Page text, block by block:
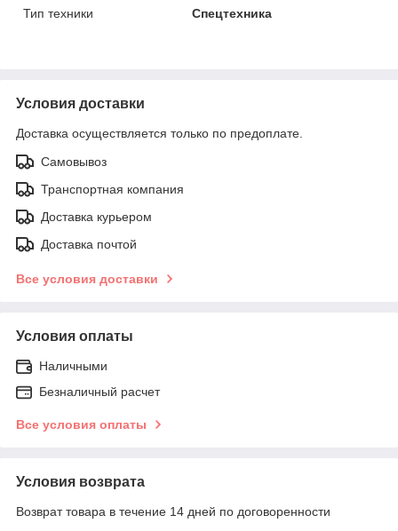
Тип техники
Спецтехника
Условия доставки
Доставка осуществляется только по предоплате.
Самовывоз
Транспортная компания
Доставка курьером
Доставка почтой
Все условия доставки
Условия оплаты
Наличными
Безналичный расчет
Все условия оплаты
Условия возврата
Возврат товара в течение 14 дней по договоренности